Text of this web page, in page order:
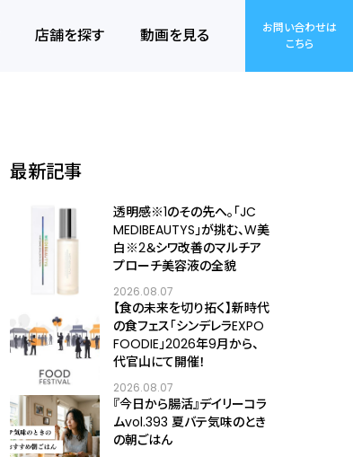
店舗を探す 動画を見る
お問い合わせは
こちら
最新記事
透明感※1のその先へ――。「JC
MEDIBEAUTYS」が挑む、W美
白※2＆シワ改善のマルチア
プローチ美容液の全貌
2026.08.07
【食の未来を切り拓く】新時代
の食フェス「シンデレラEXPO
FOODIE」2026年9月から、
代官山にて開催！
2026.08.07
『今日から腸活』デイリーコラ
ムvol.393 夏バテ気味のとき
の朝ごはん